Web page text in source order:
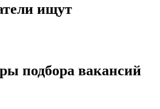
ищут
подбора вакансий